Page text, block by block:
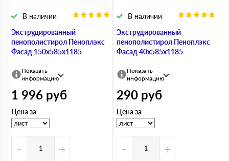
Экструдированный
пенополистирол Пеноплэкс
Фасад 150х585х1185
В наличии
Показать
информацию
1 996 руб
Цена за
- +
Экструдированный
пенополистирол Пеноплэкс
Фасад 40х585х1185
В наличии
Показать
информацию
290 руб
Цена за
- +